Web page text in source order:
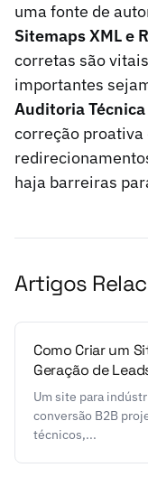
uma fonte de
Sitemaps XML e
corretas são
importantes
Auditoria
correção proativa
haja barreiras
Artigos
Como Criar um
Geração de
Um site para
conversão B2B
técnicos,...